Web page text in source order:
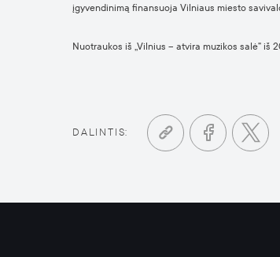
įgyvendinimą finansuoja Vilniaus miesto
Nuotraukos iš ,,Vilnius – atvira muzikos salė” iš
DALINTIS: